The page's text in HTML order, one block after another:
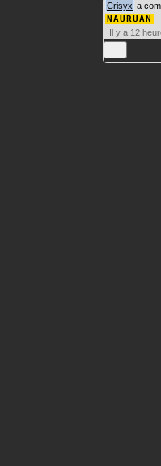
Crisyx a
NAURUAN
Il y a 12